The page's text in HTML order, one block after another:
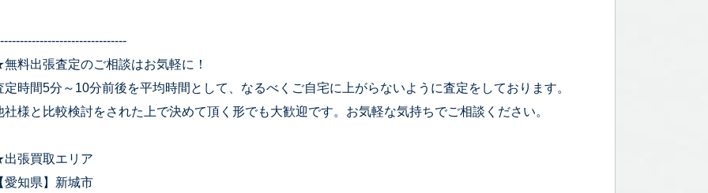
料出張査定のご相談はお気軽に！
定時間5分～10分前後を平均時間として、なるべくご自宅に上がらないように査定をしております。
社様と比較検討をされた上で決めて頂く形でも大歓迎です。お気軽な気持ちでご相談ください。
張買取エリア
愛知県】新城市